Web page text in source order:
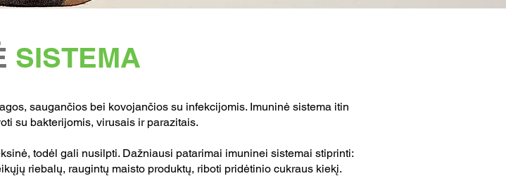
SISTEMA
saugančios bei kovojančios su infekcijomis. Imuninė sistema itin
su bakterijomis, virusais ir parazitais.
todėl gali nusilpti. Dažniausi patarimai imuninei sistemai stiprinti:
riebalų, raugintų maisto produktų, riboti pridėtinio cukraus kiekį.